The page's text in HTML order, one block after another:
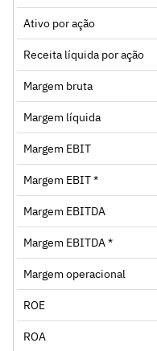
Ativo por ação
Receita líquida por ação
Margem bruta
Margem líquida
Margem EBIT
Margem EBIT *
Margem EBITDA
Margem EBITDA *
Margem operacional
ROE
ROA